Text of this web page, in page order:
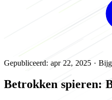
Gepubliceerd: apr 22, 2025 ·
Betrokken spieren: